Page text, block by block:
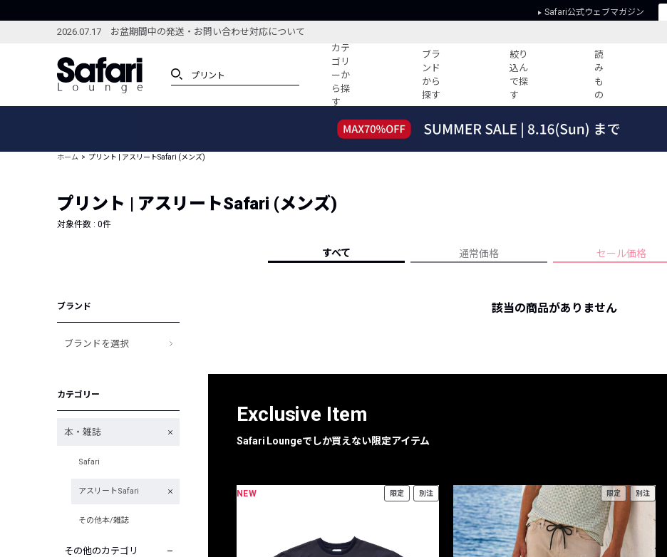
Safari公式ウェブマガジン
2026.07.17 お盆期間中の発送・お問い合わせ対応について
カテ
ゴリ
ーか
ら探
す
ブラ
ンド
から
探す
絞り
込ん
で探
す
読
み
も
の
ブランドから探す
新着アイテム
編集部のおすすめアイテム
コーディネート
すべての記事
人気記事ランキング
フォーカスブランド
プライバシーポリシー
ホーム プリント | アスリートSafari (メンズ)
プリント | アスリートSafari (メンズ)
対象件数 : 0件
すべて 通常価格 セール価格
ブランド
ブランドを選択
カテゴリー
本・雑誌
Safari
アスリートSafari
その他本/雑誌
その他のカテゴリ
該当の商品がありません
Exclusive Item
Safari Loungeでしか買えない限定アイテム
NEW 限定 別注 限定 別注